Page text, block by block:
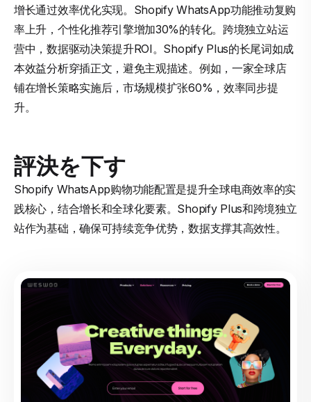
增长通过效率优化实现。Shopify WhatsApp功能推动复购
率上升，个性化推荐引擎增加30%的转化。跨境独立站运
营中，数据驱动决策提升ROI。Shopify Plus的长尾词如成
本效益分析穿插正文，避免主观描述。例如，一家全球店
铺在增长策略实施后，市场规模扩张60%，效率同步提
升。
評決を下す
Shopify WhatsApp购物功能配置是提升全球电商效率的实
践核心，结合增长和全球化要素。Shopify Plus和跨境独立
站作为基础，确保可持续竞争优势，数据支撑其高效性。